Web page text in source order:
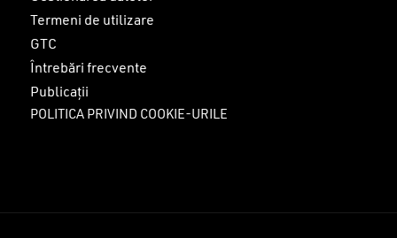
Termeni de utilizare
GTC
Întrebări frecvente
Publicații
POLITICA PRIVIND COOKIE-URILE